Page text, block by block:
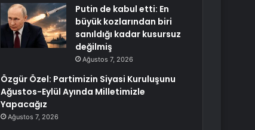
Putin de kabul etti: En
büyük kozlarından biri
sanıldığı kadar kusursuz
değilmiş
Ağustos 7, 2026
Özgür Özel: Partimizin Siyasi Kuruluşunu
Ağustos-Eylül Ayında Milletimizle
Yapacağız
Ağustos 7, 2026